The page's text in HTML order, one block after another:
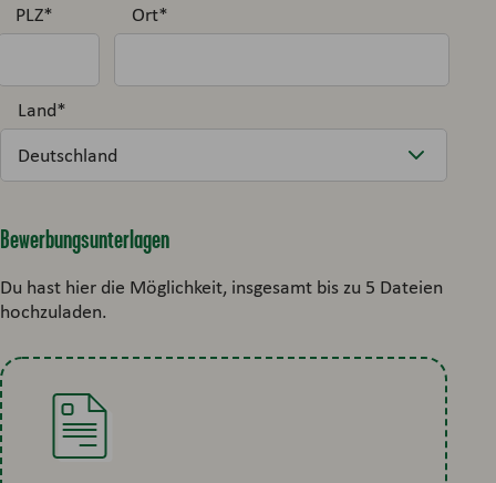
PLZ* Ort*
Land*
Bewerbungsunterlagen
Du hast hier die Möglichkeit, insgesamt bis zu 5 Dateien
hochzuladen.